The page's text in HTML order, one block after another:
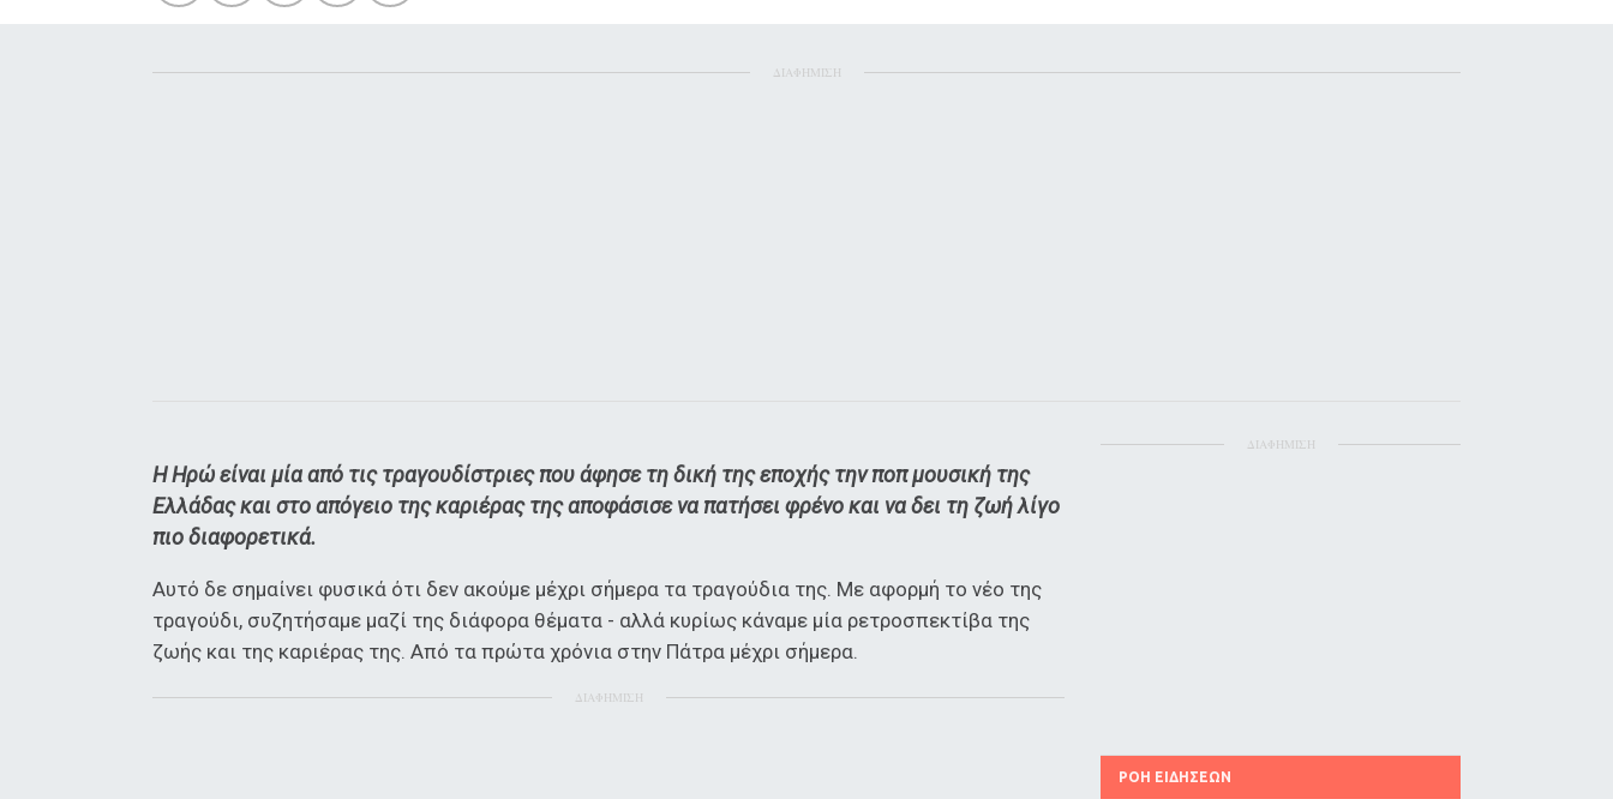
ΔΙΑΦΗΜΙΣΗ
H Ηρώ είναι μία από τις τραγουδίστριες που άφησε τη δική της εποχής την ποπ μουσική της
Ελλάδας και στο απόγειο της καριέρας της αποφάσισε να πατήσει φρένο και να δει τη ζωή λίγο
πιο διαφορετικά.
Αυτό δε σημαίνει φυσικά ότι δεν ακούμε μέχρι σήμερα τα τραγούδια της. Με αφορμή το νέο της
τραγούδι, συζητήσαμε μαζί της διάφορα θέματα - αλλά κυρίως κάναμε μία ρετροσπεκτίβα της
ζωής και της καριέρας της. Από τα πρώτα χρόνια στην Πάτρα μέχρι σήμερα.
ΔΙΑΦΗΜΙΣΗ
ΔΙΑΦΗΜΙΣΗ
ΡΟΗ ΕΙΔΗΣΕΩΝ